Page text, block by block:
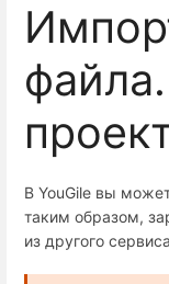
В YouGile вы
таким образом,
из другого